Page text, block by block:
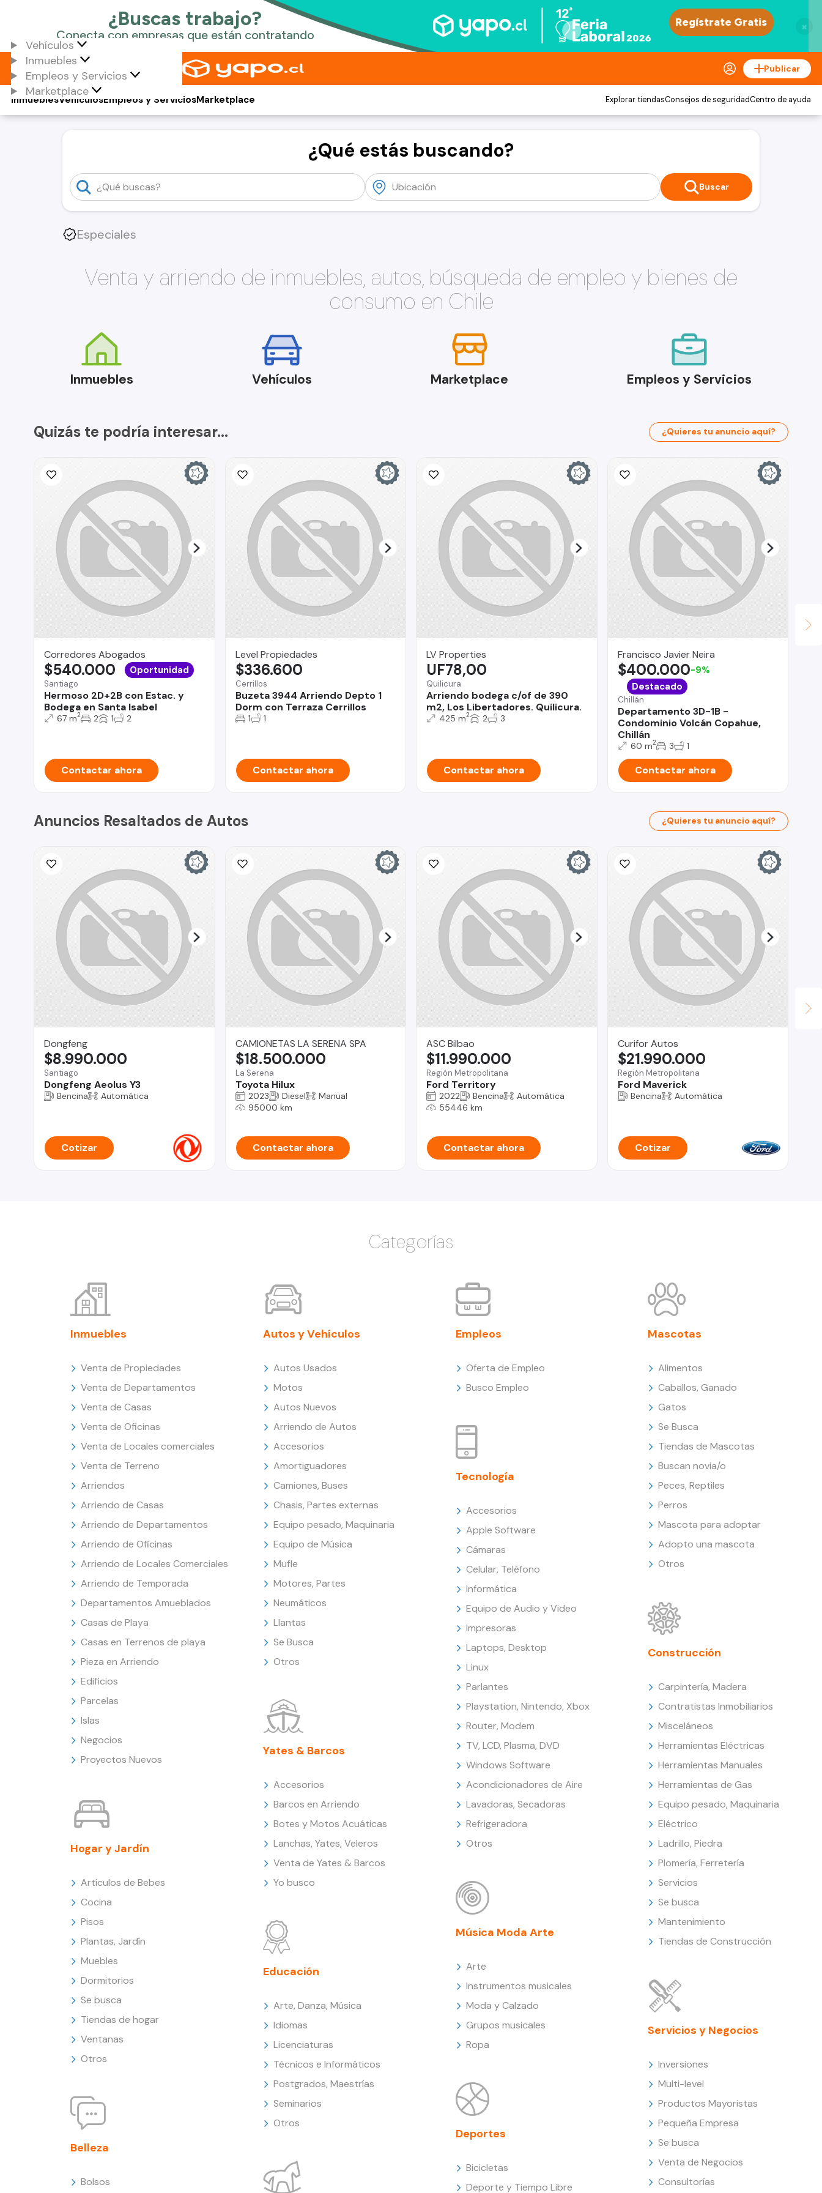
×
Vehículos
Inmuebles
Empleos y Servicios
Marketplace
Publicar
Vehículos
Inmuebles Empleos y ServiciosMarketplace Explorar tiendasConsejos de seguridadCentro de ayuda
¿Qué estás buscando?
Buscar
Especiales
Venta y arriendo de inmuebles, autos, búsqueda de empleo y bienes de
consumo en Chile
Inmuebles Vehículos Marketplace Empleos y Servicios
Quizás te podría interesar... ¿Quieres tu anuncio aquí?
Corredores Abogados
Santiago
Hermoso 2D+2B con Estac. y
Bodega en Santa Isabel
$540.000 Oportunidad
67 m2 2 1 2
Contactar ahora
Level Propiedades
Cerrillos
Buzeta 3944 Arriendo Depto 1
Dorm con Terraza Cerrillos
$336.600
1 1
Contactar ahora
LV Properties
Quilicura
Arriendo bodega c/of de 390
m2, Los Libertadores. Quilicura.
UF78,00
425 m2 2 3
Contactar ahora
Francisco Javier Neira
Chillán
Departamento 3D-1B -
Condominio Volcán Copahue,
Chillán
$400.000-9%
Destacado
60 m2 3 1
Contactar ahora
Anuncios Resaltados de Autos ¿Quieres tu anuncio aquí?
Dongfeng
Santiago
Dongfeng Aeolus Y3
$8.990.000
Bencina Automática
Cotizar
CAMIONETAS LA SERENA SPA
La Serena
Toyota Hilux
$18.500.000
2023 Diesel
Manual
95000 km
Contactar ahora
ASC Bilbao
Región Metropolitana
Ford Territory
$11.990.000
2022 Bencina
Automática
55446 km
Contactar ahora
Curifor Autos
Región Metropolitana
Ford Maverick
$21.990.000
Bencina Automática
Cotizar
Categorías
Inmuebles
Venta de Propiedades
Venta de Departamentos
Venta de Casas
Venta de Oficinas
Venta de Locales comerciales
Venta de Terreno
Arriendos
Arriendo de Casas
Arriendo de Departamentos
Arriendo de Oficinas
Arriendo de Locales Comerciales
Arriendo de Temporada
Departamentos Amueblados
Casas de Playa
Casas en Terrenos de playa
Pieza en Arriendo
Edificios
Parcelas
Islas
Negocios
Proyectos Nuevos
Hogar y Jardín
Artículos de Bebes
Cocina
Pisos
Plantas, Jardín
Muebles
Dormitorios
Se busca
Tiendas de hogar
Ventanas
Otros
Belleza
Bolsos
Autos y Vehículos
Autos Usados
Motos
Autos Nuevos
Arriendo de Autos
Accesorios
Amortiguadores
Camiones, Buses
Chasis, Partes externas
Equipo pesado, Maquinaria
Equipo de Música
Mufle
Motores, Partes
Neumáticos
Llantas
Se Busca
Otros
Yates & Barcos
Accesorios
Barcos en Arriendo
Botes y Motos Acuáticas
Lanchas, Yates, Veleros
Venta de Yates & Barcos
Yo busco
Educación
Arte, Danza, Música
Idiomas
Licenciaturas
Técnicos e Informáticos
Postgrados, Maestrías
Seminarios
Otros
Empleos
Oferta de Empleo
Busco Empleo
Tecnología
Accesorios
Apple Software
Cámaras
Celular, Teléfono
Informática
Equipo de Audio y Video
Impresoras
Laptops, Desktop
Linux
Parlantes
Playstation, Nintendo, Xbox
Router, Modem
TV, LCD, Plasma, DVD
Windows Software
Acondicionadores de Aire
Lavadoras, Secadoras
Refrigeradora
Otros
Música Moda Arte
Arte
Instrumentos musicales
Moda y Calzado
Grupos musicales
Ropa
Deportes
Bicicletas
Deporte y Tiempo Libre
Mascotas
Alimentos
Caballos, Ganado
Gatos
Se Busca
Tiendas de Mascotas
Buscan novia/o
Peces, Reptiles
Perros
Mascota para adoptar
Adopto una mascota
Otros
Construcción
Carpintería, Madera
Contratistas Inmobiliarios
Misceláneos
Herramientas Eléctricas
Herramientas Manuales
Herramientas de Gas
Equipo pesado, Maquinaria
Eléctrico
Ladrillo, Piedra
Plomería, Ferretería
Servicios
Se busca
Mantenimiento
Tiendas de Construcción
Servicios y Negocios
Inversiones
Multi-level
Productos Mayoristas
Pequeña Empresa
Se busca
Venta de Negocios
Consultorías